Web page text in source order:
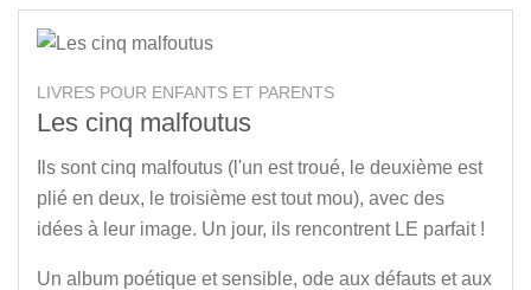
LIVRES POUR ENFANTS ET PARENTS
Les cinq malfoutus
Ils sont cinq malfoutus (l'un est troué, le deuxième est
plié en deux, le troisième est tout mou), avec des
idées à leur image. Un jour, ils rencontrent LE parfait !
Un album poétique et sensible, ode aux défauts et aux